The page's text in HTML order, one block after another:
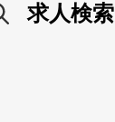
求人検索